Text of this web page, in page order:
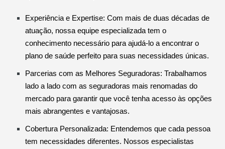
Experiência e Expertise: Com mais de duas décadas de
atuação, nossa equipe especializada tem o
conhecimento necessário para ajudá-lo a encontrar o
plano de saúde perfeito para suas necessidades únicas.
Parcerias com as Melhores Seguradoras: Trabalhamos
lado a lado com as seguradoras mais renomadas do
mercado para garantir que você tenha acesso às opções
mais abrangentes e vantajosas.
Cobertura Personalizada: Entendemos que cada pessoa
tem necessidades diferentes. Nossos especialistas